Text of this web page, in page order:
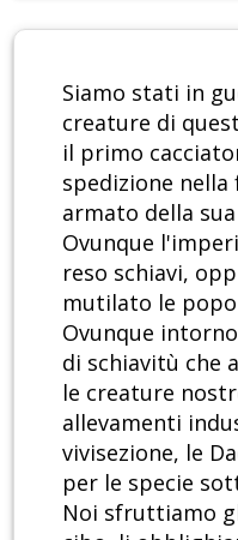
Siamo stati in
creature di
il primo
spedizione
armato della
Ovunque
reso schiavi,
mutilato le
Ovunque
di schiavitù che
le creature
allevamenti
vivisezione, le
per le specie
Noi sfruttiamo